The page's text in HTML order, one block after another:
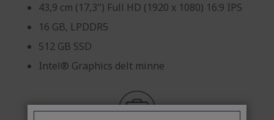
43,9 cm (17,3") Full HD (1920 x 1080) 16:9 IPS
16 GB, LPDDR5
512 GB SSD
Intel® Graphics delt minne